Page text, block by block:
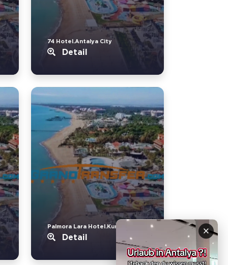
×
74 Hotel.Antalya City
Detail
Palmora Lara Hotel.Kundu
Detail